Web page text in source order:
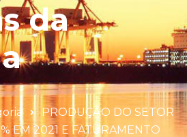
da
PRODUÇÃO DO SETOR
EM 2021 E FATURAMENTO